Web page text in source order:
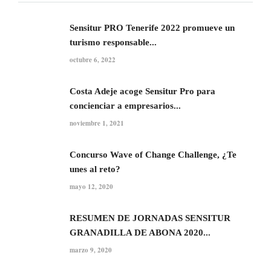
Sensitur PRO Tenerife 2022 promueve un
turismo responsable...
octubre 6, 2022
Costa Adeje acoge Sensitur Pro para
concienciar a empresarios...
noviembre 1, 2021
Concurso Wave of Change Challenge, ¿Te
unes al reto?
mayo 12, 2020
RESUMEN DE JORNADAS SENSITUR
GRANADILLA DE ABONA 2020...
marzo 9, 2020